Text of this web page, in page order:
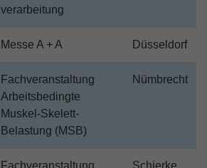
verarbeitung
Messe A + A Düsseldorf
Fachveranstaltung
Arbeitsbedingte
Muskel-Skelett-
Belastung (MSB)
Nümbrecht